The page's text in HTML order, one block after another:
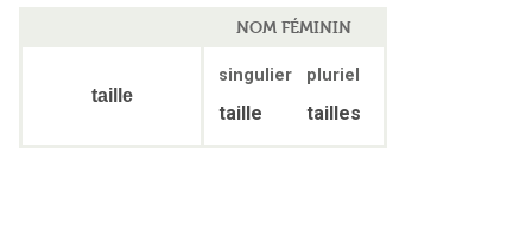
NOM FÉMININ
taille
singulier pluriel
taille tailles